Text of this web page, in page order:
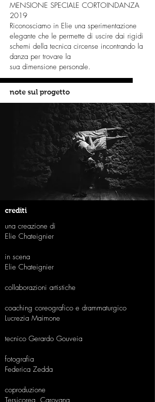
MENSIONE SPECIALE CORTOINDANZA
2019
Riconosciamo in Elie una sperimentazione
elegante che le permette di uscire dai rigidi
schemi della tecnica circense incontrando la
danza per trovare la
sua dimensione personale.
note sul progetto
crediti
una creazione di
Elie Chateignier
in scena
Elie Chateignier​
collaborazioni artistiche
​coaching coreografico e drammaturgico
Lucrezia Maimone
tecnico Gerardo Gouveia
fotografia
Federica Zedda
​coproduzione
Tersicorea, Carovana